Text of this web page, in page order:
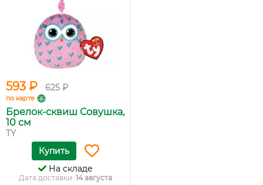
593 ₽ 625 ₽
по карте
Брелок-сквиш Совушка,
10 см
TY
Купить
На складе
Дата доставки: 14 августа